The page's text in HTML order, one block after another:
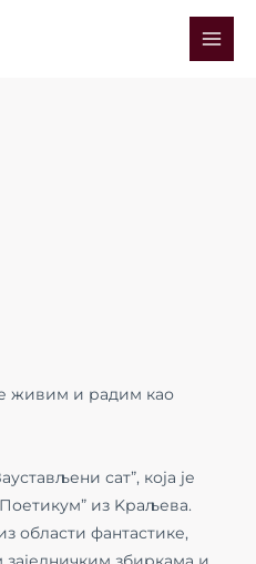
Main
живим и радим као
сат”, која је
из Kраљева.
области фантастике,
збиркама и